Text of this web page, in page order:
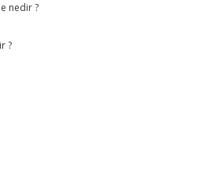
nedir ?
?